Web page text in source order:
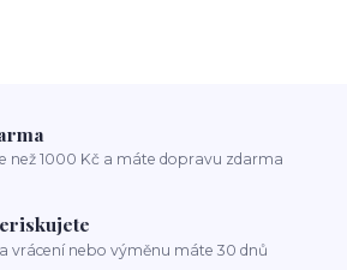
než 1000 Kč a máte dopravu zdarma
vrácení nebo výměnu máte 30 dnů